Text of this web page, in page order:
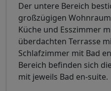
Der untere Bereich
großzügigen
Küche und Esszimmer
überdachten Terrasse
Schlafzimmer mit Bad
Bereich befinden sich
mit jeweils Bad en-suite.